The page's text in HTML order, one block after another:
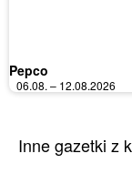
Pepco
06.08. – 12.08.2026
Inne gazetki z